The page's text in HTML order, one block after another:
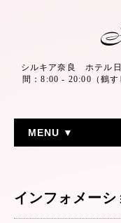
シルキア奈良 ホテル
間：8:00 - 20:00（鶴
MENU ▼
インフォメーシ